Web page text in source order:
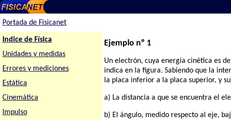
Portada de Fisicanet
Indice de Física
Unidades y medidas
Errores y mediciones
Estática
Cinemática
Impulso
Ejemplo nº 1
Un electrón, cuya energía cinética es
indica en la figura. Sabiendo que la
la placa inferior a la placa superior, y
a) La distancia a que se encuentra el
b) El ángulo, medido respecto al eje,